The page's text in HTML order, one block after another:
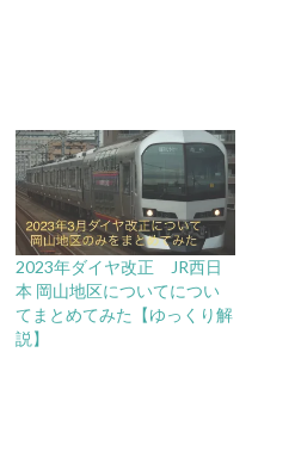
2023年ダイヤ改正 JR西日
本 岡山地区についてについ
てまとめてみた【ゆっくり解
説】